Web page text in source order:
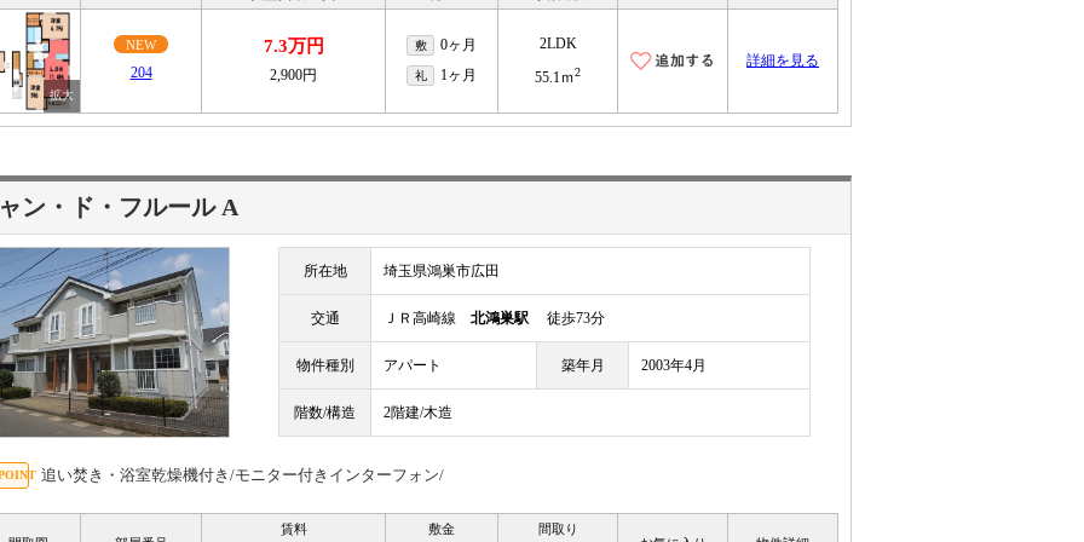
NEW
204
7.3万円
2,900円
敷 0ヶ月
礼 1ヶ月
2LDK
55.1ｍ2
詳細を見る
ン・ド・フルール A
所在地 埼玉県鴻巣市広田
交通 ＪＲ高崎線 北鴻巣駅 徒歩73分
物件種別 アパート 築年月 2003年4月
階数/構造 2階建/木造
追い焚き・浴室乾燥機付き/モニター付きインターフォン/
賃料 敷金
間取り